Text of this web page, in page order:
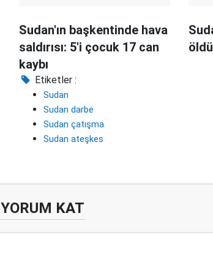
Sudan'ın başkentinde hava
saldırısı: 5'i çocuk 17 can
kaybı
Etiketler :
Sudan
Sudan darbe
Sudan çatışma
Sudan ateşkes
YORUM KAT